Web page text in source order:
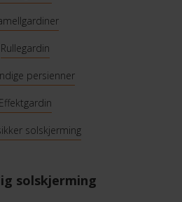
Rullegardin
persienner
Effektgardin
solskjerming
solskjerming